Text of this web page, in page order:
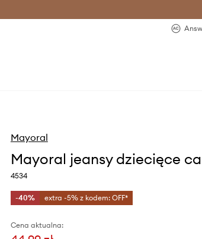
Mayoral
Mayoral jeansy dziecięce
4534
-40% extra -5% z kodem: OFF*
Cena aktualna: